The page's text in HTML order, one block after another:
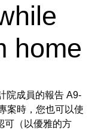
home
院成員的報告 A9-
案時，您也可以使
可（以優雅的方